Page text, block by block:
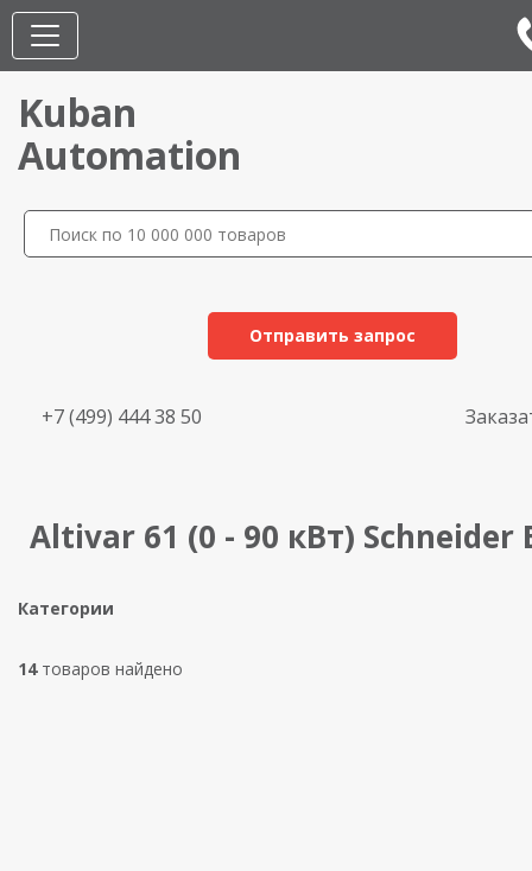
Kuban
Automation
Отправить запрос
+7 (499) 444 38 50
Altivar 61 (0 - 90 кВт) Schneider
Категории
14товаров найдено